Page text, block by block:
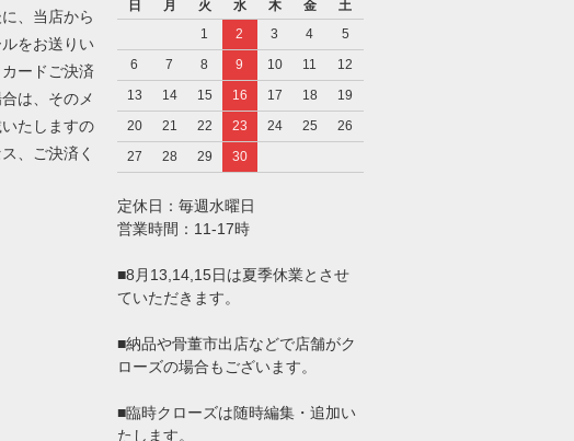
、当店から
をお送りい
ードご決済
は、そのメ
たしますの
、ご決済く
日
月 火 水 木 金
土
1
2 3 4
5
6
7 8 9 10 11
12
13
14 15 16 17 18
19
20
21 22 23 24 25
26
27
28 29 30
定休日：毎週水曜日
営業時間：11-17時
■8月13,14,15日は夏季休業とさせ
ていただきます。
■納品や骨董市出店などで店舗がク
ローズの場合もございます。
■臨時クローズは随時編集・追加い
たします。